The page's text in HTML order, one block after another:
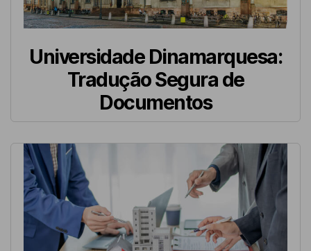
Universidade Dinamarquesa:
Tradução Segura de
Documentos